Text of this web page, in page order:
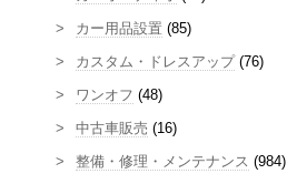
カー用品設置 (85)
カスタム・ドレスアップ(76)
ワンオフ (48)
中古車販売 (16)
整備・修理・メンテナンス (984)